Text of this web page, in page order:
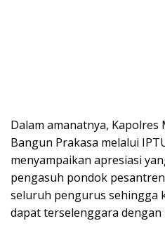
Dalam amanatnya, Kapolres
Bangun Prakasa melalui
menyampaikan apresiasi
pengasuh pondok
seluruh pengurus sehingga
dapat terselenggara dengan